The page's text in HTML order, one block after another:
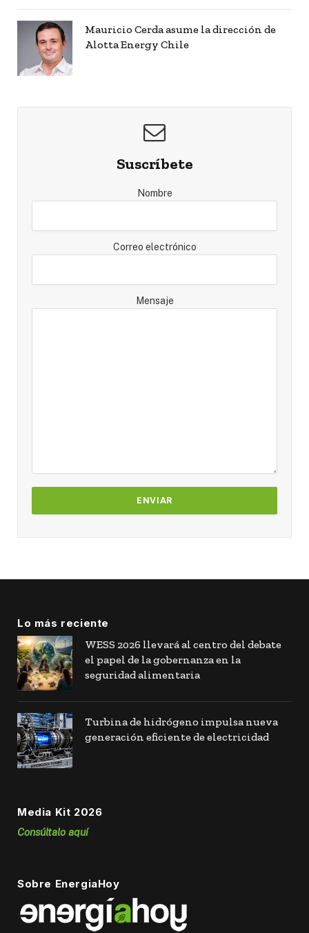
Mauricio Cerda asume la dirección de
Alotta Energy Chile
Suscríbete
Nombre
Correo electrónico
Mensaje
Lo más reciente
WESS 2026 llevará al centro del debate
el papel de la gobernanza en la
seguridad alimentaria
Turbina de hidrógeno impulsa nueva
generación eficiente de electricidad
Media Kit 2026
Consúltalo aquí
Sobre EnergiaHoy